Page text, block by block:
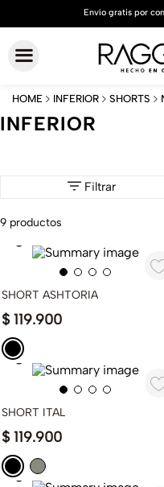
INFERIOR SHORTS
INFERIOR
Filtrar
9 productos
SHORT ASHTORIA
$ 119.900
SHORT ITAL
$ 119.900